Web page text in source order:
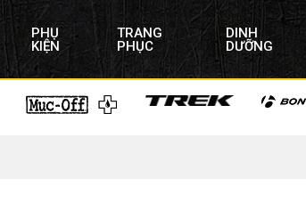
PHỤ
KIỆN
TRANG
PHỤC
DINH
DƯỠNG